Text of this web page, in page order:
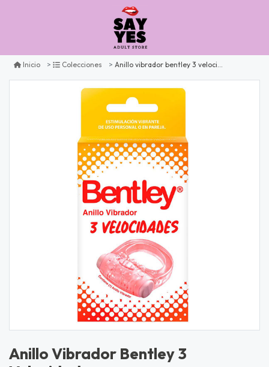
Inicio Colecciones Anillo vibrador bentley 3 velocidades
Anillo Vibrador Bentley 3